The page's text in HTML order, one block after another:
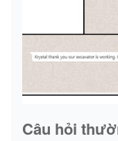
Câu hỏi